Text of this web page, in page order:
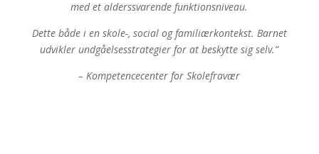
med et alderssvarende funktionsniveau.
Dette både i en skole-, social og familiærkontekst. Barnet
udvikler undgåelsesstrategier for at beskytte sig selv.”
– Kompetencecenter for Skolefravær